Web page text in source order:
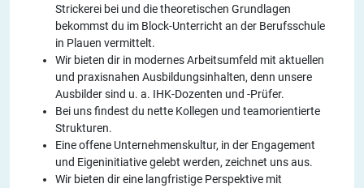
Strickerei bei und die theoretischen Grundlagen
bekommst du im Block-Unterricht an der Berufsschule
in Plauen vermittelt.
Wir bieten dir in modernes Arbeitsumfeld mit aktuellen
und praxisnahen Ausbildungsinhalten, denn unsere
Ausbilder sind u. a. IHK-Dozenten und -Prüfer.
Bei uns findest du nette Kollegen und teamorientierte
Strukturen.
Eine offene Unternehmenskultur, in der Engagement
und Eigeninitiative gelebt werden, zeichnet uns aus.
Wir bieten dir eine langfristige Perspektive mit